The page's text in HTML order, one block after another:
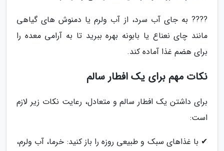
???? به جای آب سرد، از آب ولرم یا دمنوش های گیاهی
مانند چای نعناع یا بابونه بهره ببرید تا به آرامی معده را
برای هضم غذا آماده کند.
نکات مهم برای یک افطار سالم
برای داشتن یک افطار سالم و متعادل، رعایت نکات زیر لازم
است:
✔ با غذاهای سبک و طبیعی روزه را باز کنید: خرما، آب ولرم،